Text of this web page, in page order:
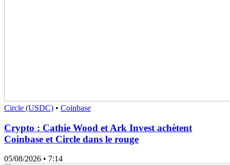
Circle (USDC) • Coinbase
Crypto : Cathie Wood et Ark Invest achètent
Coinbase et Circle dans le rouge
05/08/2026 • 7:14